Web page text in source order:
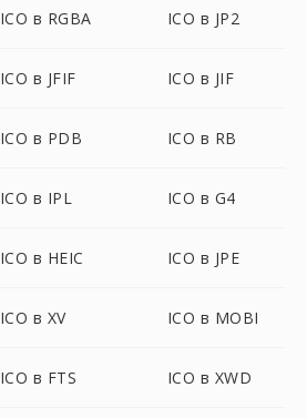
ICO в RGBA ICO в JP2
ICO в JFIF ICO в JIF
ICO в PDB ICO в RB
ICO в IPL ICO в G4
ICO в HEIC ICO в JPE
ICO в XV ICO в MOBI
ICO в FTS ICO в XWD